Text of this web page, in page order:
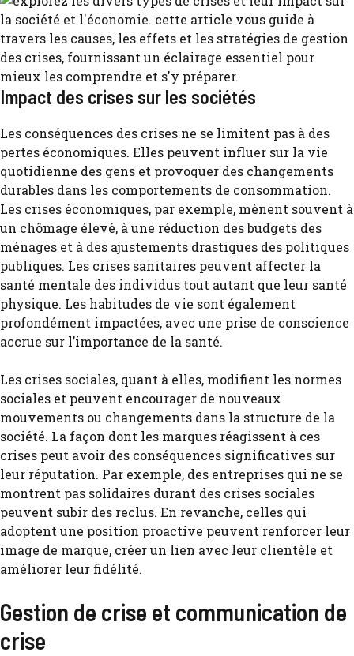
Impact des crises sur les sociétés
Les conséquences des crises ne se limitent pas à des
pertes économiques. Elles peuvent influer sur la vie
quotidienne des gens et provoquer des changements
durables dans les comportements de consommation.
Les crises économiques, par exemple, mènent souvent à
un chômage élevé, à une réduction des budgets des
ménages et à des ajustements drastiques des politiques
publiques. Les crises sanitaires peuvent affecter la
santé mentale des individus tout autant que leur santé
physique. Les habitudes de vie sont également
profondément impactées, avec une prise de conscience
accrue sur l’importance de la santé.
Les crises sociales, quant à elles, modifient les normes
sociales et peuvent encourager de nouveaux
mouvements ou changements dans la structure de la
société. La façon dont les marques réagissent à ces
crises peut avoir des conséquences significatives sur
leur réputation. Par exemple, des entreprises qui ne se
montrent pas solidaires durant des crises sociales
peuvent subir des reclus. En revanche, celles qui
adoptent une position proactive peuvent renforcer leur
image de marque, créer un lien avec leur clientèle et
améliorer leur fidélité.
Gestion de crise et communication de
crise